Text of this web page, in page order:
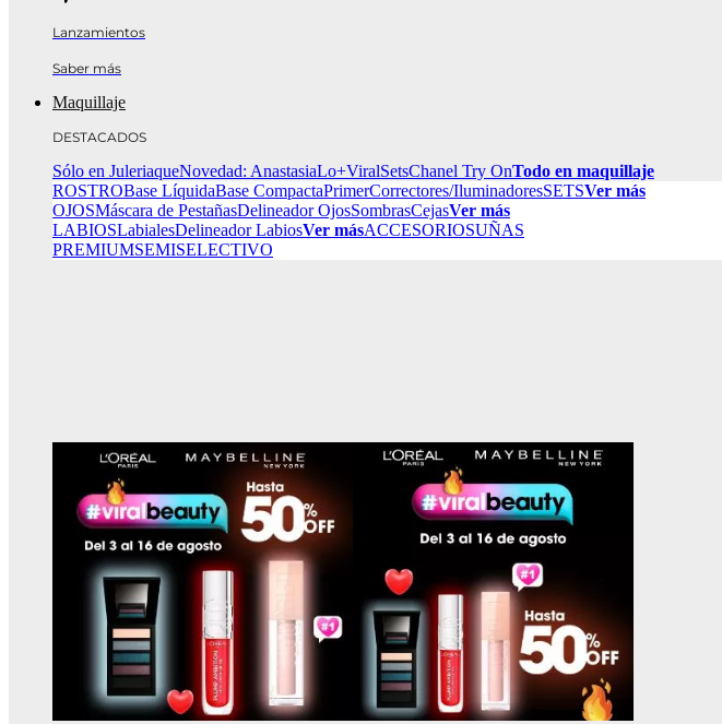
Lanzamientos
Saber más
Maquillaje
DESTACADOS
Sólo en JuleriaqueNovedad: AnastasiaLo+ViralSetsChanel Try OnTodo en maquillaje
ROSTROBase LíquidaBase CompactaPrimerCorrectores/IluminadoresSETSVer más
OJOSMáscara de PestañasDelineador OjosSombrasCejasVer más
LABIOSLabialesDelineador LabiosVer másACCESORIOSUÑAS
PREMIUMSEMISELECTIVO